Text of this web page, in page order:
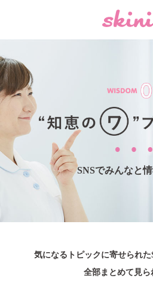
想いをチカラに
情報をチカラに
製品をチカラに
SNSでみんなと情
気になるトピックに寄せられた
全部まとめて見ら